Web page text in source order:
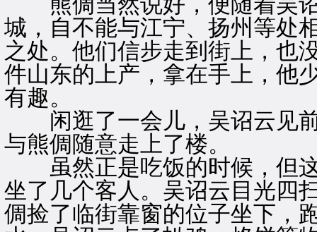
城，自不能与江宁、扬州等处
之处。他们信步走到街上，也
件山东的上产，拿在手上，他
有趣。
闲逛了一会儿，吴诏云见前
与熊倜随意走上了楼。
虽然正是吃饭的时候，但这
坐了几个客人。吴诏云目光四
倜捡了临街靠窗的位子坐下，